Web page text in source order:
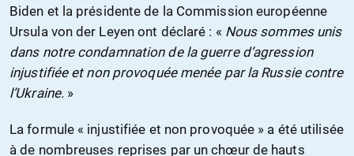
Biden et la présidente de la Commission européenne
Ursula von der Leyen ont déclaré : « Nous sommes unis
dans notre condamnation de la guerre d’agression
injustifiée et non provoquée menée par la Russie contre
l’Ukraine. »
La formule « injustifiée et non provoquée » a été utilisée
à de nombreuses reprises par un chœur de hauts